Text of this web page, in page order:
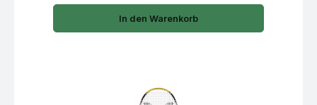
In den Warenkorb